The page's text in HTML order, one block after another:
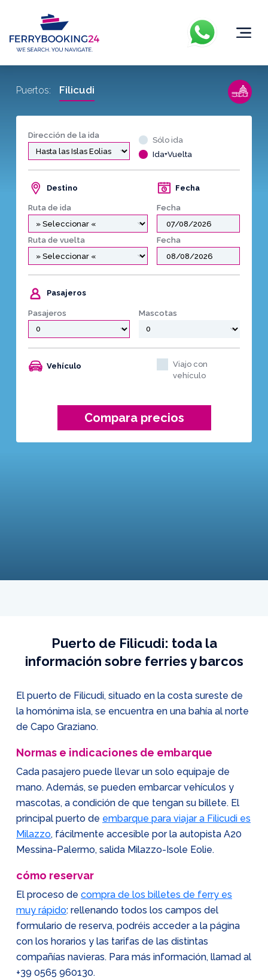
Dirección de la ida
Sólo ida
Ida+Vuelta
Destino
Ruta de ida
Fecha
Fecha
Ruta de vuelta Fecha
Pasajeros
Pasajeros Mascotas
Vehículo
Viajo con
vehículo
Compara precios
Puertos: Filicudi
Puerto de Filicudi: toda la
información sobre ferries y barcos
El puerto de Filicudi, situado en la costa sureste de
la homónima isla, se encuentra en una bahía al norte
de Capo Graziano.
Normas e indicaciones de embarque
Cada pasajero puede llevar un solo equipaje de
mano. Además, se pueden embarcar vehículos y
mascotas, a condición de que tengan su billete. El
principal puerto de embarque para viajar a Filicudi es
Milazzo, fácilmente accesible por la autopista A20
Messina-Palermo, salida Milazzo-Isole Eolie.
cómo reservar
El proceso de compra de los billetes de ferry es
muy rápido: rellenando todos los campos del
formulario de reserva, podréis acceder a la página
con los horarios y las tarifas de las distintas
compañías navieras. Para más información, llamad al
+39 0565 960130.